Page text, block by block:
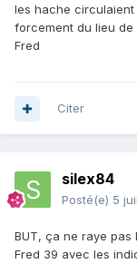
les hache
forcement du lieu de
Fred
Citer
silex84
Posté(e) 5
BUT, ça ne raye pas
Fred 39 avec les